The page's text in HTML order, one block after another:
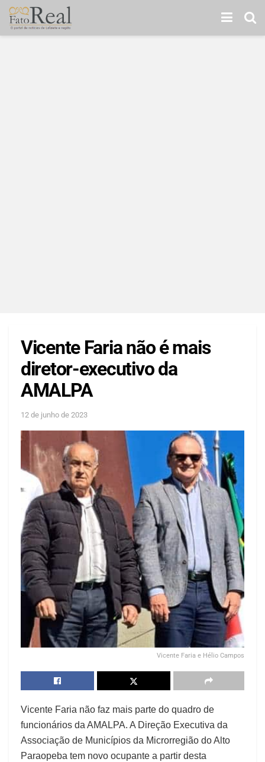
Vicente Faria não é mais
diretor-executivo da
AMALPA
12 de junho de 2023
Vicente Faria e Hélio Campos
Vicente Faria não faz mais parte do quadro de
funcionários da AMALPA. A Direção Executiva da
Associação de Municípios da Microrregião do Alto
Paraopeba tem novo ocupante a partir desta